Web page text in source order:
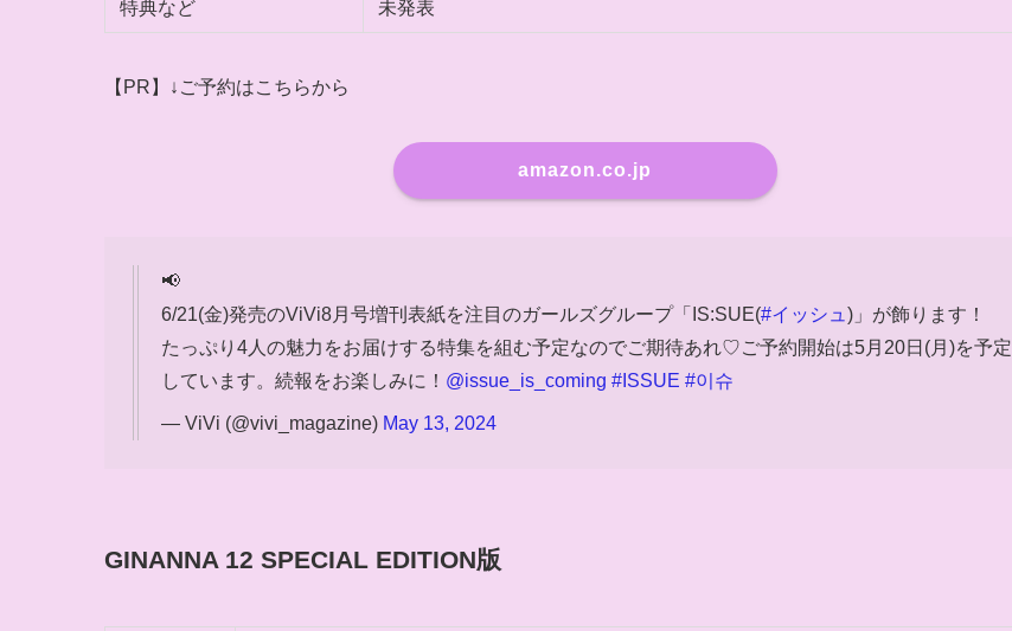
特典など 未発表
【PR】↓ご予約はこちらから
amazon.co.jp
📢
6/21(金)発売のViVi8月号増刊表紙を注目のガールズグループ「IS:SUE(#イッシュ )」が飾ります！
たっぷり4人の魅力をお届けする特集を組む予定なのでご期待あれ♡ご予約開始は5月20日(月)を予定
しています。続報をお楽しみに！ @issue_is_coming #ISSUE #이슈
— ViVi (@vivi_magazine) May 13, 2024
GINANNA 12 SPECIAL EDITION版